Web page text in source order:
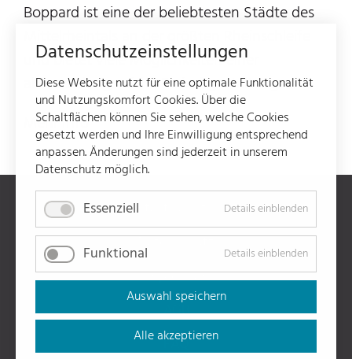
Boppard ist eine der beliebtesten Städte des
Mittelrheintals an der größten Rheinschleife
und bietet viele Möglichkeiten einer
abwechslungsreiche Freizeitgestaltung.
Mehr Info
Navigation
überspringen
Kontakt & Anfahrt
Datenschutz
Impressum
AGB
FAQ
Datenschutzeinstellungen
Diese Website nutzt für eine optimale Funktionalität
und Nutzungskomfort Cookies. Über die
Schaltflächen können Sie sehen, welche Cookies
gesetzt werden und Ihre Einwilligung entsprechend
anpassen. Änderungen sind jederzeit in unserem
Datenschutz möglich.
Essenziell Details einblenden
Funktional Details einblenden
Auswahl speichern
Alle akzeptieren